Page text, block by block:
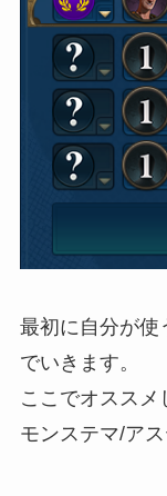
最初に自分が使
でいきます。
ここでオスス
モンステマ/アス